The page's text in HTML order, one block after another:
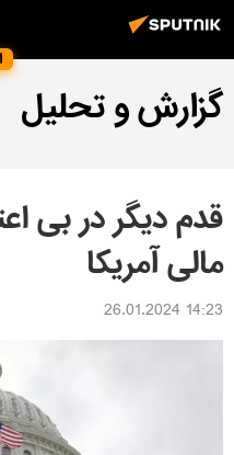
گزارش و تحلیل
قدم دیگر در بی
مالی آمریکا
14:23 26.01.2024